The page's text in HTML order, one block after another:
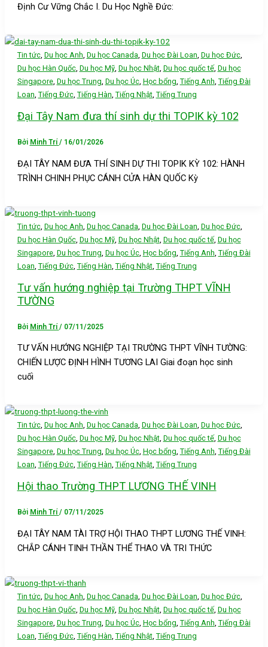
Định Cư Vững Chắc I. Du Học Nghề Đức:
Tin tức, Du học Anh, Du học Canada, Du học Đài Loan, Du học Đức,
Du học Hàn Quốc, Du học Mỹ, Du học Nhật, Du học quốc tế, Du học
Singapore, Du học Trung, Du học Úc, Học bổng, Tiếng Anh, Tiếng Đài
Loan, Tiếng Đức, Tiếng Hàn, Tiếng Nhật, Tiếng Trung
Đại Tây Nam đưa thí sinh dự thi TOPIK kỳ 102
Bởi Minh Trí / 16/01/2026
ĐẠI TÂY NAM ĐƯA THÍ SINH DỰ THI TOPIK KỲ 102: HÀNH
TRÌNH CHINH PHỤC CÁNH CỬA HÀN QUỐC Kỳ
Tin tức, Du học Anh Du học Canada Du học Đài Loan Du học Đức,
Du học Hàn Quốc, Du học Mỹ, Du học Nhật, Du học quốc tế, Du học
Singapore, Du học Trung Du học Úc, Học bổng Tiếng Anh Tiếng Đài
Loan Tiếng Đức, Tiếng Hàn Tiếng Nhật, Tiếng Trung
Tư vấn hướng nghiệp tại Trường THPT VĨNH
TƯỜNG
Bởi Minh Trí/ 07/11/2025
TƯ VẤN HƯỚNG NGHIỆP TẠI TRƯỜNG THPT VĨNH TƯỜNG:
CHIẾN LƯỢC ĐỊNH HÌNH TƯƠNG LAI Giai đoạn học sinh
cuối
Tin tức, Du học Anh, Du học Canada, Du học Đài Loan, Du học Đức,
Du học Hàn Quốc, Du học Mỹ, Du học Nhật, Du học quốc tế, Du học
Singapore, Du học Trung, Du học Úc, Học bổng, Tiếng Anh, Tiếng Đài
Loan, Tiếng Đức, Tiếng Hàn, Tiếng Nhật, Tiếng Trung
Hội thao Trường THPT LƯƠNG THẾ VINH
Bởi Minh Trí / 07/11/2025
ĐẠI TÂY NAM TÀI TRỢ HỘI THAO THPT LƯƠNG THẾ VINH:
CHẮP CÁNH TINH THẦN THỂ THAO VÀ TRI THỨC
Tin tức, Du học Anh Du học Canada Du học Đài Loan Du học Đức,
Du học Hàn Quốc, Du học Mỹ, Du học Nhật, Du học quốc tế, Du học
Singapore, Du học Trung Du học Úc, Học bổng Tiếng Anh Tiếng Đài
Loan Tiếng Đức, Tiếng Hàn Tiếng Nhật, Tiếng Trung